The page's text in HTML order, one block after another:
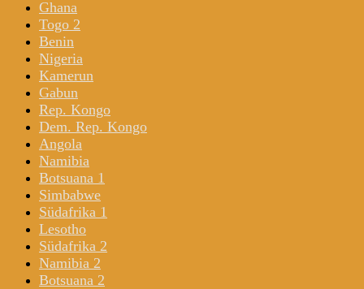
Ghana
Togo 2
Benin
Nigeria
Kamerun
Gabun
Rep. Kongo
Dem. Rep. Kongo
Angola
Namibia
Botsuana 1
Simbabwe
Südafrika 1
Lesotho
Südafrika 2
Namibia 2
Botsuana 2